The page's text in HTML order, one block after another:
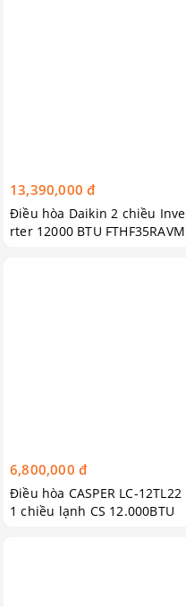
13,390,000 đ
Điều hòa Daikin 2 chiều Inve
rter 12000 BTU FTHF35RAVM
6,800,000 đ
Điều hòa CASPER LC-12TL22
1 chiều lạnh CS 12.000BTU